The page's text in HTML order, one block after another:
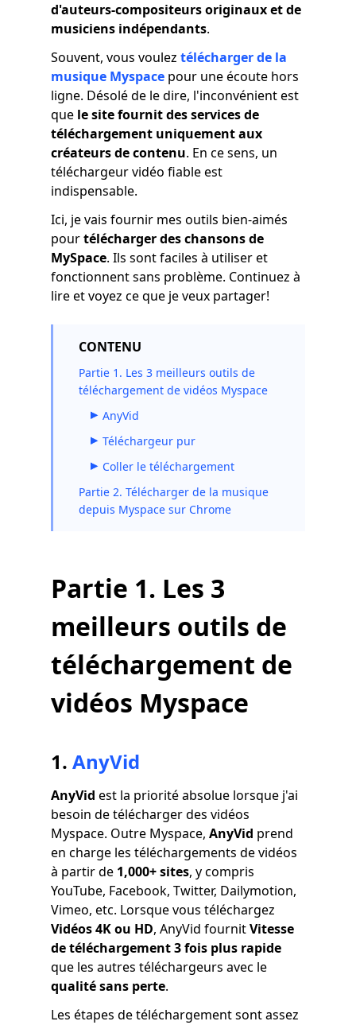
d'auteurs-compositeurs originaux et de
musiciens indépendants.
Souvent, vous voulez télécharger de la
musique Myspace pour une écoute hors
ligne. Désolé de le dire, l'inconvénient est
que le site fournit des services de
téléchargement uniquement aux
créateurs de contenu. En ce sens, un
téléchargeur vidéo fiable est
indispensable.
Ici, je vais fournir mes outils bien-aimés
pourtélécharger des chansons de
MySpace. Ils sont faciles à utiliser et
fonctionnent sans problème. Continuez à
lire et voyez ce que je veux partager!
CONTENU
Partie 1. Les 3 meilleurs outils de
téléchargement de vidéos Myspace
AnyVid
Téléchargeur pur
Coller le téléchargement
Partie 2. Télécharger de la musique
depuis Myspace sur Chrome
Partie 1. Les 3
meilleurs outils de
téléchargement de
vidéos Myspace
1. AnyVid
AnyVid est la priorité absolue lorsque j'ai
besoin de télécharger des vidéos
Myspace. Outre Myspace, AnyVid prend
en charge les téléchargements de vidéos
à partir de 1,000+ sites, y compris
YouTube, Facebook, Twitter, Dailymotion,
Vimeo, etc. Lorsque vous téléchargez
Vidéos 4K ou HD, AnyVid fournitVitesse
de téléchargement 3 fois plus rapide
que les autres téléchargeurs avec le
qualité sans perte.
Les étapes de téléchargement sont assez